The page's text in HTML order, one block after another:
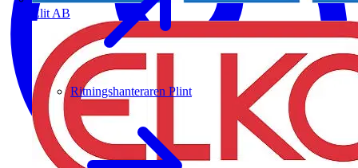
Elit AB
Ritningshanteraren Plint